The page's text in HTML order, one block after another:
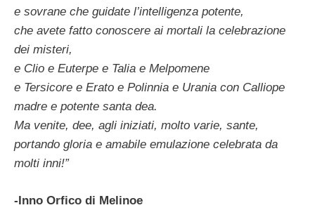
e sovrane che guidate l’intelligenza potente,
che avete fatto conoscere ai mortali la celebrazione
dei misteri,
e Clio e Euterpe e Talia e Melpomene
e Tersicore e Erato e Polinnia e Urania con Calliope
madre e potente santa dea.
Ma venite, dee, agli iniziati, molto varie, sante,
portando gloria e amabile emulazione celebrata da
molti inni!”
-Inno Orfico di Melinoe